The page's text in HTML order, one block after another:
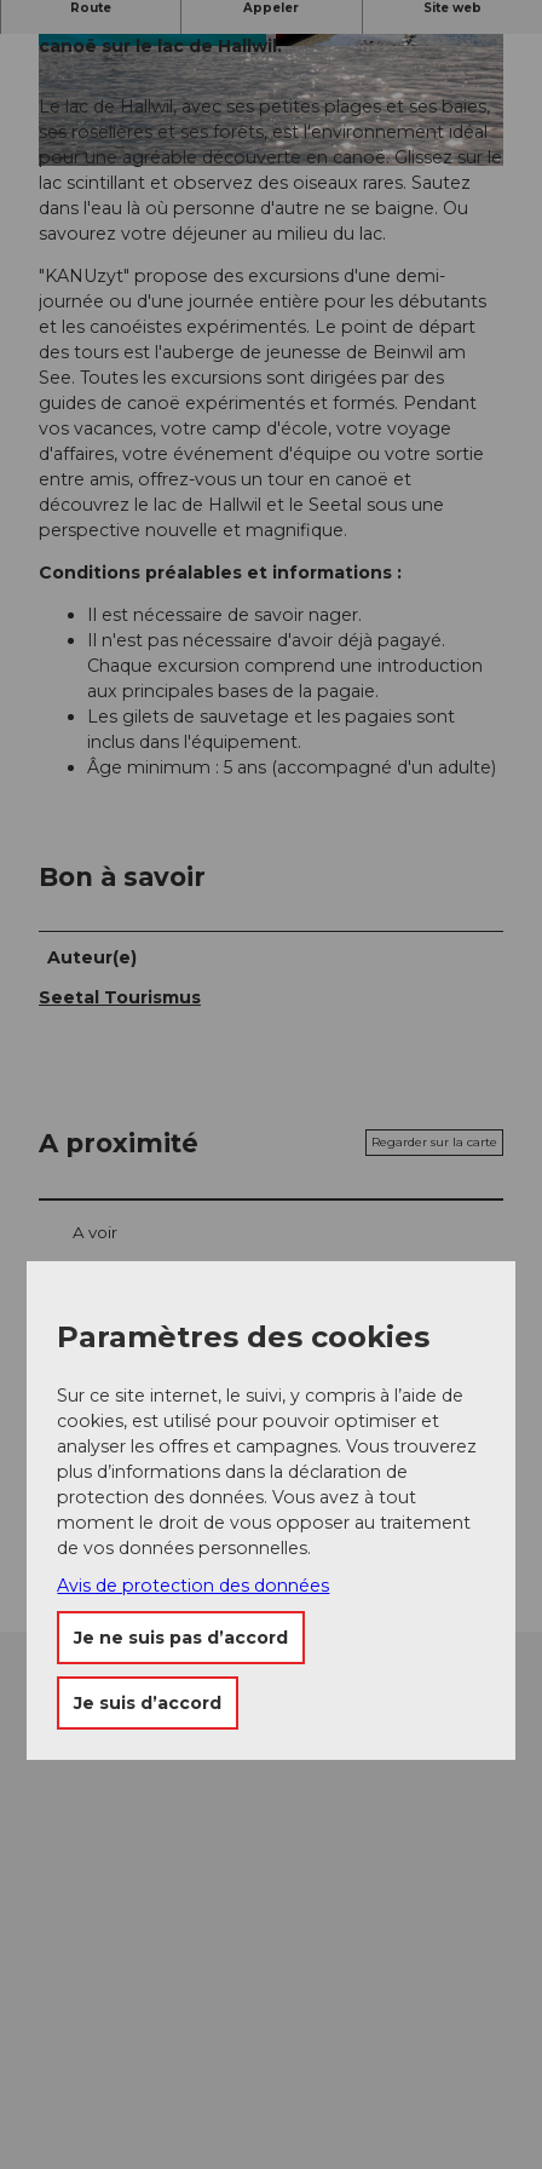
© Seetal Tourismus, KANUzyt
© Seetal Tourismus, KANUzyt © Seetal Tourismus, KANUzyt
Route Appeler Site web
KANUzyt est votre organisateur d'excursions en
canoë sur le lac de Hallwil.
Le lac de Hallwil, avec ses petites plages et ses baies,
ses roselières et ses forêts, est l'environnement idéal
pour une agréable découverte en canoë. Glissez sur le
lac scintillant et observez des oiseaux rares. Sautez
dans l'eau là où personne d'autre ne se baigne. Ou
savourez votre déjeuner au milieu du lac.
"KANUzyt" propose des excursions d'une demi-
journée ou d'une journée entière pour les débutants
et les canoéistes expérimentés. Le point de départ
des tours est l'auberge de jeunesse de Beinwil am
See. Toutes les excursions sont dirigées par des
guides de canoë expérimentés et formés. Pendant
vos vacances, votre camp d'école, votre voyage
d'affaires, votre événement d'équipe ou votre sortie
entre amis, offrez-vous un tour en canoë et
découvrez le lac de Hallwil et le Seetal sous une
perspective nouvelle et magnifique.
Conditions préalables et informations :
Il est nécessaire de savoir nager.
Il n'est pas nécessaire d'avoir déjà pagayé.
Chaque excursion comprend une introduction
aux principales bases de la pagaie.
Les gilets de sauvetage et les pagaies sont
inclus dans l'équipement.
Âge minimum : 5 ans (accompagné d'un adulte)
Bon à savoir
Auteur(e)
Seetal Tourismus
A proximité Regarder sur la carte
A voir
Contact
5616
Meisterschwanden
+41 62 544 20 29
info@kanuzyt.ch
Website
Paramètres des cookies
Sur ce site internet, le suivi, y compris à l’aide de
cookies, est utilisé pour pouvoir optimiser et
analyser les offres et campagnes. Vous trouverez
plus d’informations dans la déclaration de
protection des données. Vous avez à tout
moment le droit de vous opposer au traitement
de vos données personnelles.
Avis de protection des données
Je ne suis pas d’accord
Je suis d’accord